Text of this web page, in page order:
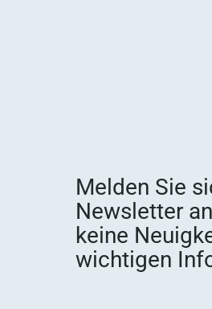
Melden Sie
Newsletter
keine
wichtigen